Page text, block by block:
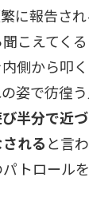
に報告さ
こえてく
側から叩
姿で彷徨
半分で近
れると言
トロール